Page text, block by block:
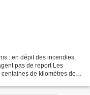
: en dépit des incendies,
pas de report Les
de kilomètres de